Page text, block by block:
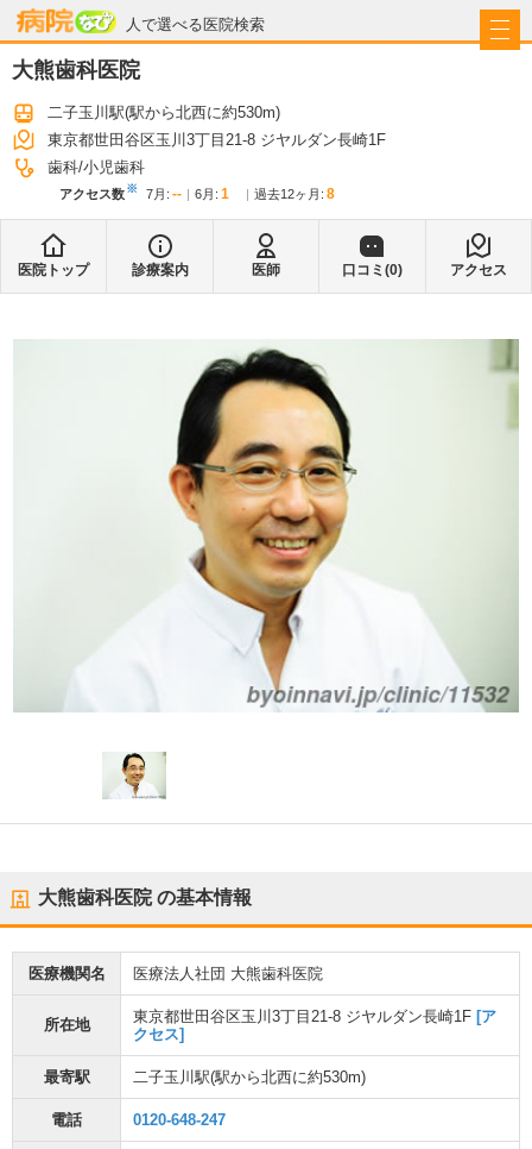
人で選べる医院検索
病院なび
大熊歯科医院
二子玉川駅(駅から北西に約530m)
東京都世田谷区玉川3丁目21-8 ジヤルダン長崎1F
歯科 小児歯科
アクセス数※ 7月 : -- 6月 : 1 過去12ヶ月: 8
医院トップ 診療案内 医師 口コミ(0) アクセス
大熊歯科医院の基本情報
医療機関名 医療法人社団 大熊歯科医院
所在地 東京都世田谷区玉川3丁目21-8 ジヤルダン長崎1F [ア
クセス]
最寄駅 二子玉川駅(駅から北西に約530m)
電話 0120-648-247